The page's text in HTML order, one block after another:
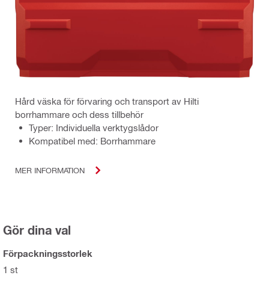
Hård väska för förvaring och transport av Hilti
borrhammare och dess tillbehör
Typer: Individuella verktygslådor
Kompatibel med: Borrhammare
MER INFORMATION
Gör dina val
Förpackningsstorlek
1 st